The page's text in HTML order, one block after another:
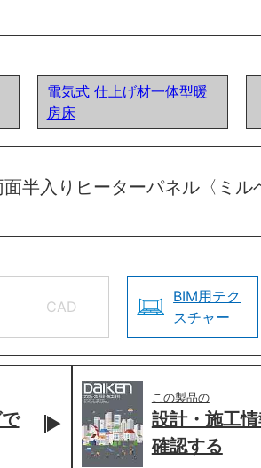
電気式 仕上げ材一体型暖
房床
半入りヒーターパネル〈ミル
CAD
BIM用テク
スチャー
この製品の
設計・施工
確認する